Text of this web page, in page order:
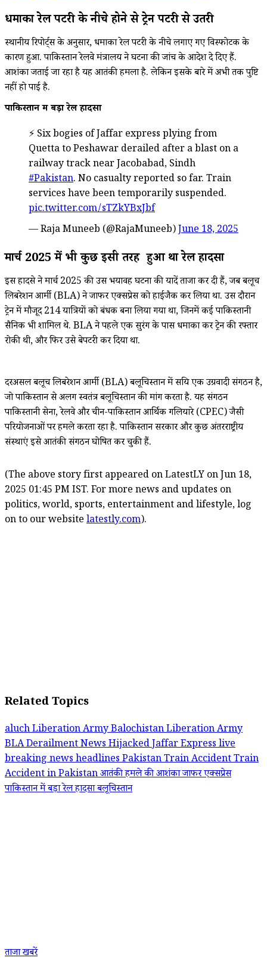
धमाका रेल पटरी के नीचे होने से ट्रेन पटरी से उतरी
स्थानीय रिपोर्ट्स के अनुसार, धमाका रेल पटरी के नीचे लगाए गए विस्फोटक के
कारण हुआ. पाकिस्तान रेलवे मंत्रालय ने घटना की जांच के आदेश दे दिए हैं.
आशंका जताई जा रहा है यह आतंकी हमला है. लेकिन इसके बारे में अभी तक पुष्टि
नहीं हो पाई है.
पाकिस्तान में बड़ा रेल हादसा
⚡ Six bogies of Jaffar express plying from
Quetta to Peshawar derailed after a blast on a
railway track near Jacobabad, Sindh
#Pakistan. No casualty reported so far. Train
services have been temporarily suspended.
pic.twitter.com/sTZkYBxJbf
— Raja Muneeb (@RajaMuneeb)June 18, 2025
मार्च 2025 में भी कुछ इसी तरह हुआ था रेल हादसा
इस हादसे ने मार्च 2025 की उस भयावह घटना की यादें ताजा कर दी हैं, जब बलूच
लिबरेशन आर्मी (BLA) ने जाफर एक्सप्रेस को हाईजैक कर लिया था. उस दौरान
ट्रेन में मौजूद 214 यात्रियों को बंधक बना लिया गया था, जिनमें कई पाकिस्तानी
सैनिक भी शामिल थे. BLA ने पहले एक सुरंग के पास धमाका कर ट्रेन की रफ्तार
रोकी थी, और फिर उसे बेपटरी कर दिया था.
दरअसल बलूच लिबरेशन आर्मी (BLA) बलूचिस्तान में सक्रिय एक उग्रवादी संगठन है,
जो पाकिस्तान से अलग स्वतंत्र बलूचिस्तान की मांग करता है. यह संगठन
पाकिस्तानी सेना, रेलवे और चीन-पाकिस्तान आर्थिक गलियारे (CPEC) जैसी
परियोजनाओं पर हमले करता रहा है. पाकिस्तान सरकार और कुछ अंतरराष्ट्रीय
संस्थाएं इसे आतंकी संगठन घोषित कर चुकी हैं.
(The above story first appeared on LatestLY on Jun 18,
2025 01:45 PM IST. For more news and updates on
politics, world, sports, entertainment and lifestyle, log
on to our website latestly.com).
Related Topics
aluch Liberation ArmyBalochistan Liberation Army
BLADerailment NewsHijackedJaffar Expresslive
breaking news headlinesPakistanTrain AccidentTrain
Accident in Pakistanआतंकी हमले की आशंकाजाफर एक्सप्रेस
पाकिस्तान में बड़ा रेल हादसाबलूचिस्तान
ताजा खबरें